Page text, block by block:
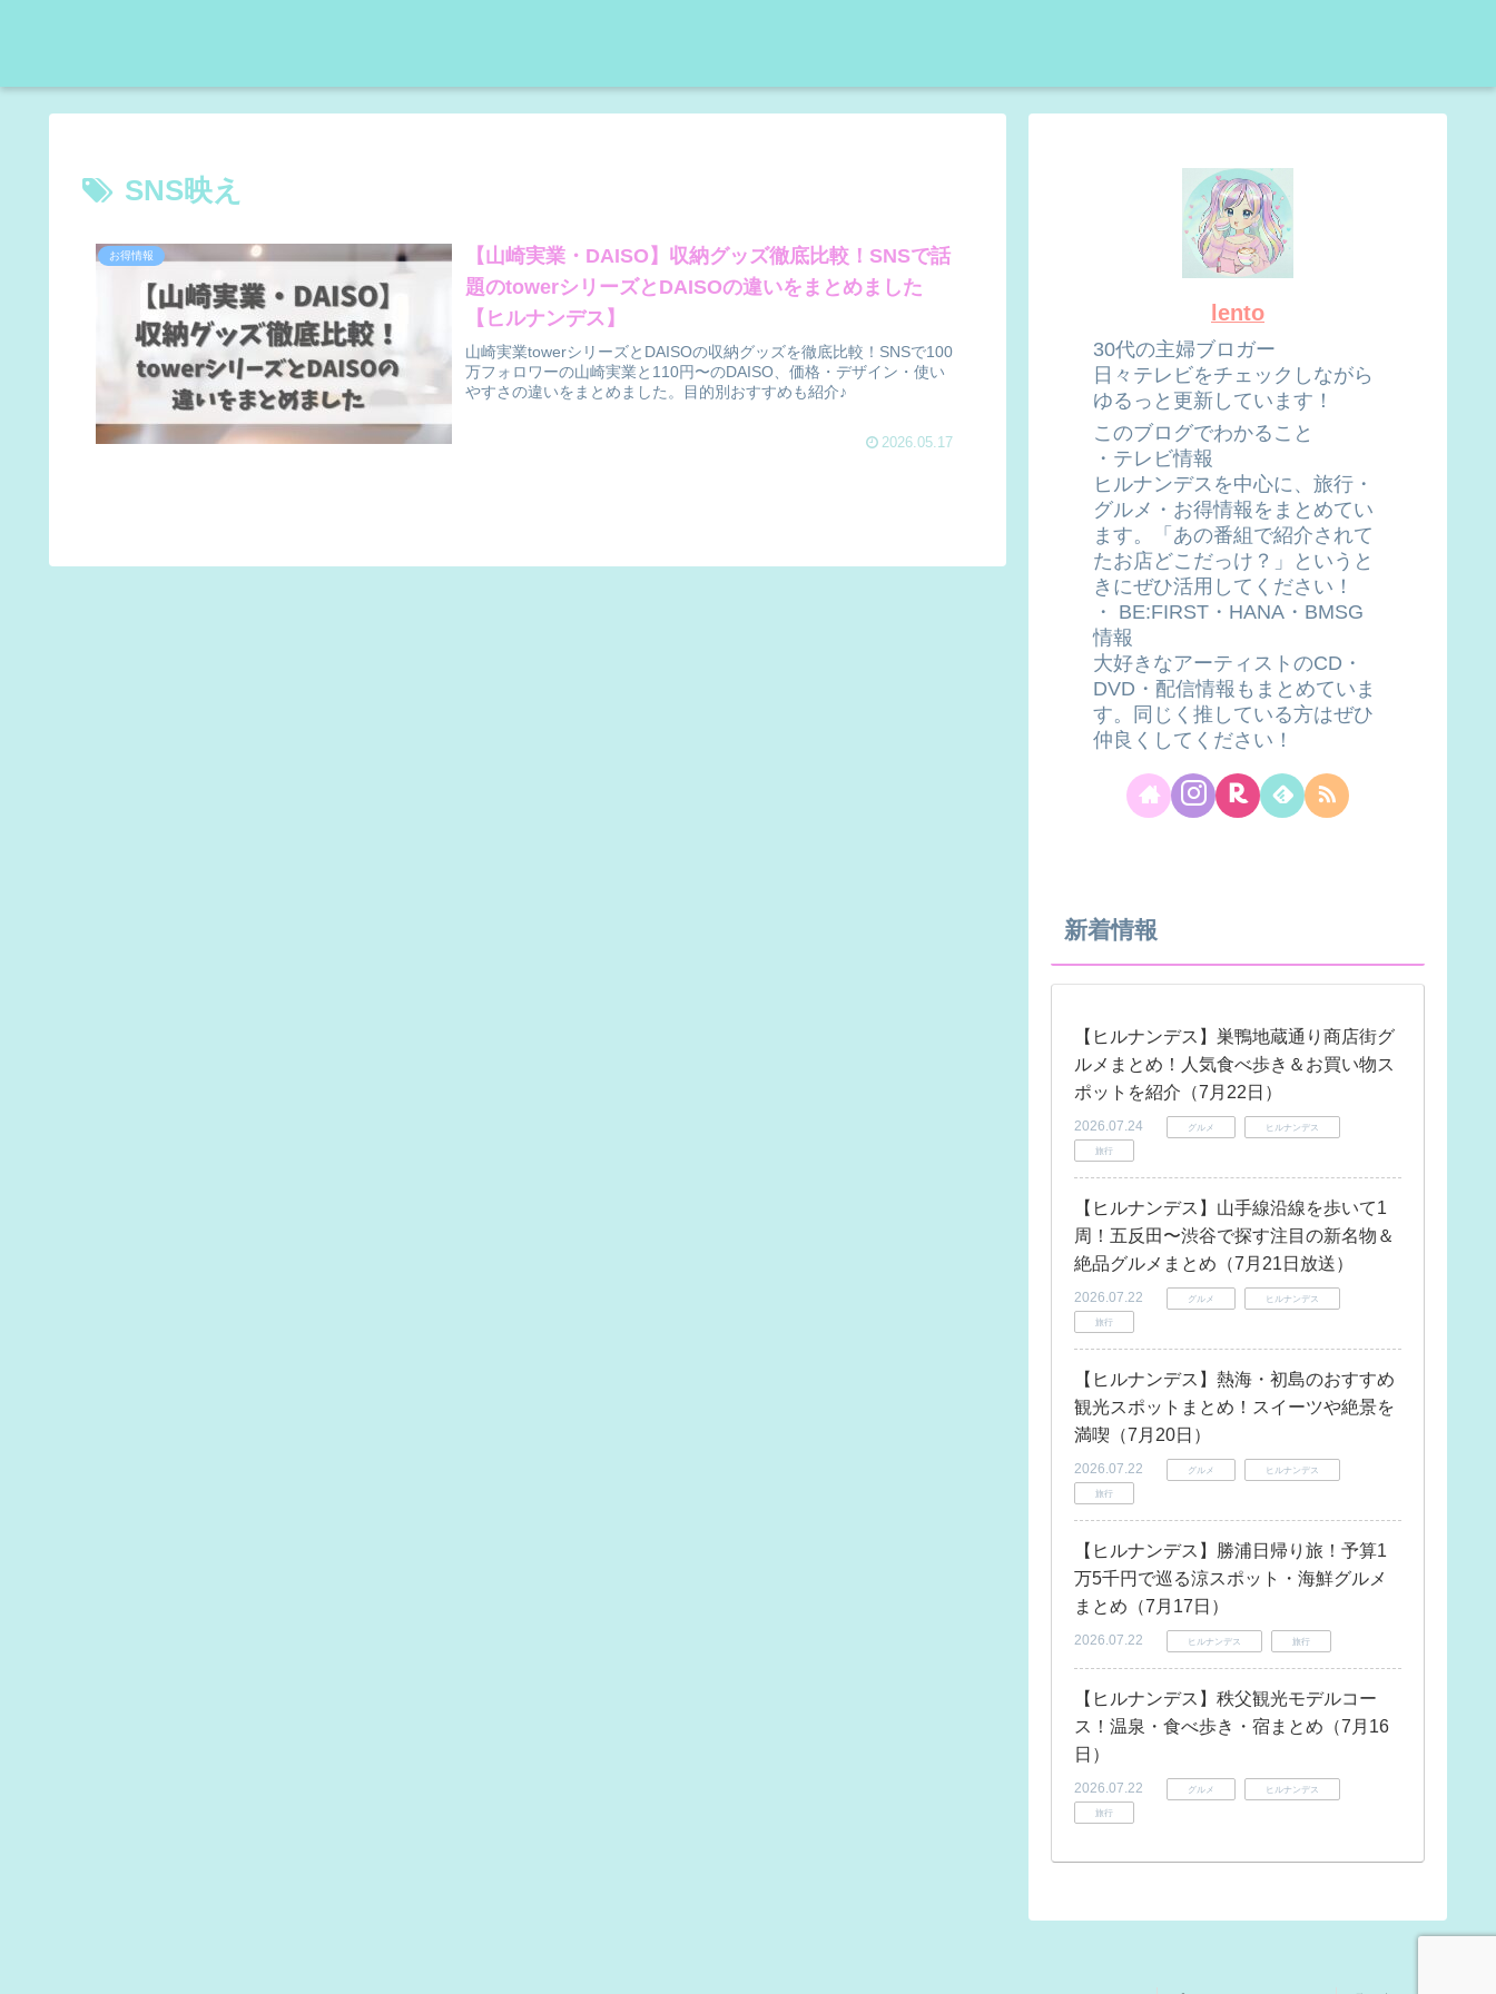
SNS映え
お得情報
【山崎実業・DAISO】収納グッズ徹底比較！SNSで話
題のtowerシリーズとDAISOの違いをまとめました
【ヒルナンデス】
山崎実業towerシリーズとDAISOの収納グッズを徹底比較！SNSで100
万フォロワーの山崎実業と110円〜のDAISO、価格・デザイン・使い
やすさの違いをまとめました。目的別おすすめも紹介♪
2026.05.17
lento
30代の主婦ブロガー
日々テレビをチェックしながら
ゆるっと更新しています！
このブログでわかること
・テレビ情報
ヒルナンデスを中心に、旅行・
グルメ・お得情報をまとめてい
ます。「あの番組で紹介されて
たお店どこだっけ？」というと
きにぜひ活用してください！
・ BE:FIRST・HANA・BMSG
情報
大好きなアーティストのCD・
DVD・配信情報もまとめていま
す。同じく推している方はぜひ
仲良くしてください！
新着情報
【ヒルナンデス】巣鴨地蔵通り商店街グ
ルメまとめ！人気食べ歩き＆お買い物ス
ポットを紹介（7月22日）
2026.07.24 グルメ ヒルナンデス
旅行
【ヒルナンデス】山手線沿線を歩いて1
周！五反田〜渋谷で探す注目の新名物＆
絶品グルメまとめ（7月21日放送）
2026.07.22 グルメ ヒルナンデス
旅行
【ヒルナンデス】熱海・初島のおすすめ
観光スポットまとめ！スイーツや絶景を
満喫（7月20日）
2026.07.22 グルメ ヒルナンデス
旅行
【ヒルナンデス】勝浦日帰り旅！予算1
万5千円で巡る涼スポット・海鮮グルメ
まとめ（7月17日）
2026.07.22 ヒルナンデス 旅行
【ヒルナンデス】秩父観光モデルコー
ス！温泉・食べ歩き・宿まとめ（7月16
日）
2026.07.22 グルメ ヒルナンデス
旅行